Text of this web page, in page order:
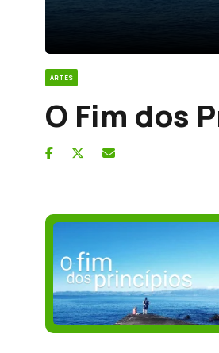
ARTES
O Fim dos